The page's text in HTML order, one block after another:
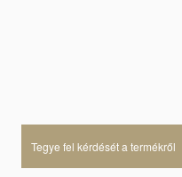
Tegye fel kérdését a termékről